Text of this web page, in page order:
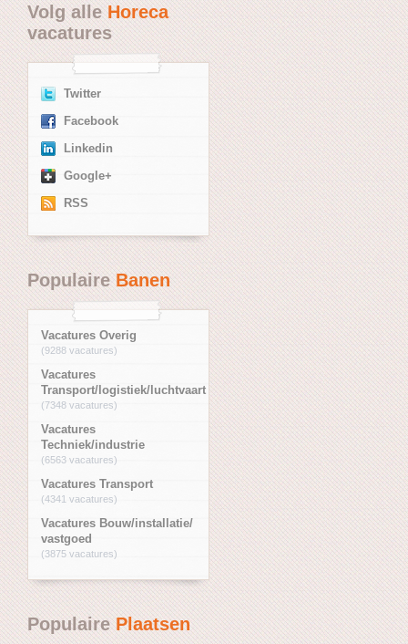
Volg alleHoreca
vacatures
Twitter
Facebook
Linkedin
Google+
RSS
PopulaireBanen
Vacatures Overig
(9288 vacatures)
Vacatures
Transport/logistiek/luchtvaart
(7348 vacatures)
Vacatures
Techniek/industrie
(6563 vacatures)
Vacatures Transport
(4341 vacatures)
Vacatures Bouw/installatie/
vastgoed
(3875 vacatures)
PopulairePlaatsen